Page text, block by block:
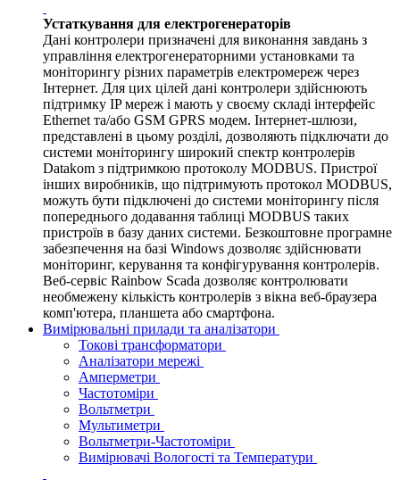
Устаткування для електрогенераторів
Дані контролери призначені для виконання завдань з
управління електрогенераторними установками та
моніторингу різних параметрів електромереж через
Інтернет. Для цих цілей дані контролери здійснюють
підтримку IP мереж і мають у своєму складі інтерфейс
Ethernet та/або GSM GPRS модем. Інтернет-шлюзи,
представлені в цьому розділі, дозволяють підключати до
системи моніторингу широкий спектр контролерів
Datakom з підтримкою протоколу MODBUS. Пристрої
інших виробників, що підтримують протокол MODBUS,
можуть бути підключені до системи моніторингу після
попереднього додавання таблиці MODBUS таких
пристроїв в базу даних системи. Безкоштовне програмне
забезпечення на базі Windows дозволяє здійснювати
моніторинг, керування та конфігурування контролерів.
Веб-сервіс Rainbow Scada дозволяє контролювати
необмежену кількість контролерів з вікна веб-браузера
комп'ютера, планшета або смартфона.
Вимірювальні прилади та аналізатори
Токові трансформатори
Аналізатори мережі
Амперметри
Частотоміри
Вольтметри
Мультиметри
Вольтметри-Частотоміри
Вимірювачі Вологості та Температури